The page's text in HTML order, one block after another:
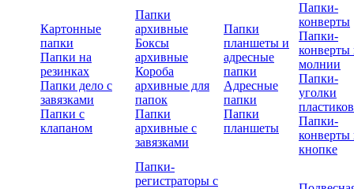
Картонные
папки
Папки на
резинках
Папки дело с
завязками
Папки с
клапаном
Папки
архивные
Боксы
архивные
Короба
архивные для
папок
Папки
архивные с
завязками
Папки
планшеты и
адресные
папки
Адресные
папки
Папки
планшеты
Папки-
конверты
Папки-
конверты
молнии
Папки-
уголки
Папки-
конверты
кнопке
Папки-
регистраторы с